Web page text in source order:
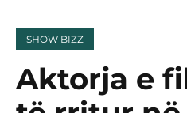
SHOW BIZZ
Aktorja e